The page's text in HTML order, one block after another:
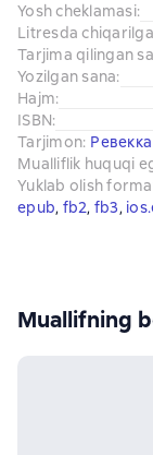
Yosh cheklamasi:
Litresda
Tarjima qilingan
Yozilgan sana:
Hajm:
ISBN:
Tarjimon:
Mualliflik huquqi
Yuklab olish
epub, fb2, fb3,
Muallifning